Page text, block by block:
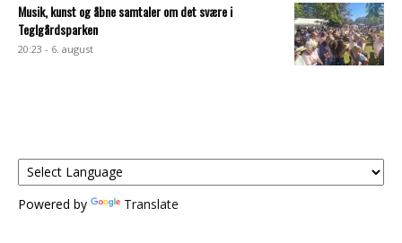
Musik, kunst og åbne samtaler om det svære i
Teglgårdsparken
20:23 - 6. august
Powered by Translate